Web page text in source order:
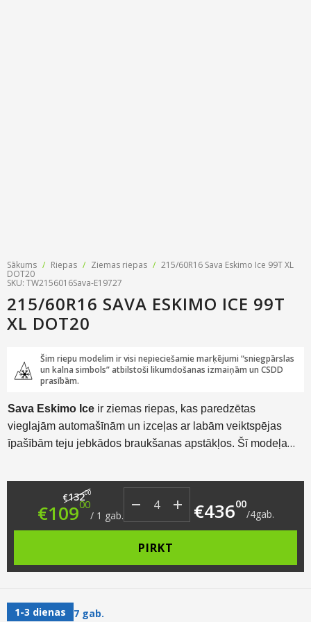
Sākums / Riepas / Ziemas riepas / 215/60R16 Sava Eskimo Ice 99T XL
DOT20
SKU: TW2156016Sava-E19727
215/60R16 SAVA ESKIMO ICE 99T
XL DOT20
Šim riepu modelim ir visi nepieciešamie marķējumi “sniegpārslas
un kalna simbols” atbilstoši likumdošanas izmaiņām un CSDD
prasībām.
Sava Eskimo Ice ir ziemas riepas, kas paredzētas
vieglajām automašīnām un izceļas ar labām veiktspējas
īpašībām teju jebkādos braukšanas apstākļos. Šī modeļa
€13200 Original price was: €132.00.
€10900 Current price is: €109.00.
/ 1 gab. €43600
/4gab.
PIRKT
1-3 dienas 7 gab.